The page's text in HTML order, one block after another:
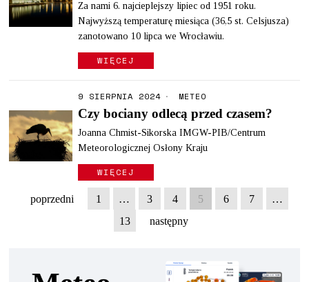
Za nami 6. najcieplejszy lipiec od 1951 roku.
Najwyższą temperaturę miesiąca (36,5 st. Celsjusza)
zanotowano 10 lipca we Wrocławiu.
WIĘCEJ
9 SIERPNIA 2024 METEO
Czy bociany odlecą przed czasem?
Joanna Chmist-Sikorska IMGW-PIB/Centrum
Meteorologicznej Osłony Kraju
WIĘCEJ
poprzedni 1 … 3 4 5 6 7
…
13
następny